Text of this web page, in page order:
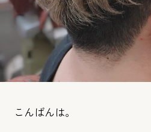
こんばんは。